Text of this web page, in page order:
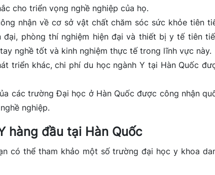
cho triển vọng nghề nghiệp của họ.
nhận về cơ sở vật chất chăm sóc sức khỏe tiên
phòng thí nghiệm hiện đại và thiết bị y tế tiên
nghề tốt và kinh nghiệm thực tế trong lĩnh vực này.
triển khác, chi phí du học ngành Y tại Hàn Quốc
các trường Đại học ở Hàn Quốc được công nhận
nghiệp.
hàng đầu tại Hàn Quốc
có thể tham khảo một số trường đại học y khoa